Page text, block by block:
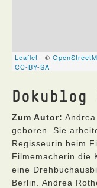
Dokublog
Zum Autor:
geboren. Sie
Regisseurin beim
Filmemacherin die
eine
Berlin. Andrea